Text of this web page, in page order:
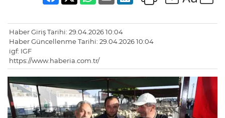
Haber Giriş Tarihi: 29.04.2026 10:04
Haber Güncellenme Tarihi: 29.04.2026 10:04
igf: IGF
https://www.haberia.com.tr/